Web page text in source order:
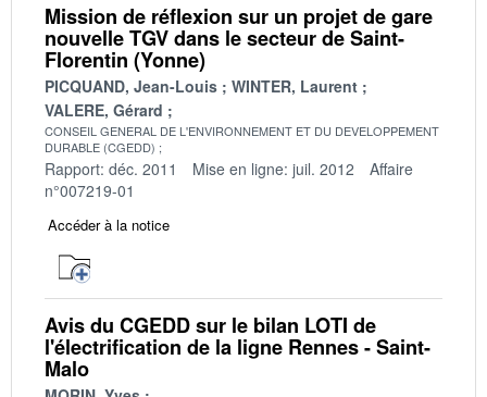
Mission de réflexion sur un projet de gare
nouvelle TGV dans le secteur de Saint-
Florentin (Yonne)
PICQUAND, Jean-Louis
WINTER, Laurent
VALERE, Gérard
CONSEIL GENERAL DE L'ENVIRONNEMENT ET DU DEVELOPPEMENT
DURABLE (CGEDD)
Rapport: déc. 2011 Mise en ligne: juil. 2012
Affaire
n°007219-01
Accéder à la notice
Avis du CGEDD sur le bilan LOTI de
l'électrification de la ligne Rennes - Saint-
Malo